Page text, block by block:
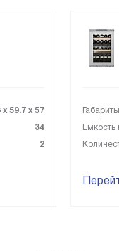
х 59.7 х 57
34
2
Емкость